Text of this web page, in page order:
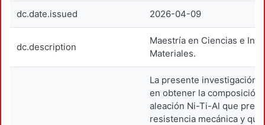
dc.date.issued 2026-04-09
dc.description
Maestría en Ciencias e
Materiales.
La presente investigación
en obtener la composición
aleación Ni-Ti-Al que
resistencia mecánica y